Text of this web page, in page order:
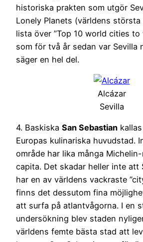
historiska prakten som utgör
Lonely Planets (världens största
lista över ”Top 10 world cities to
som för två år sedan var Sevilla
säger en hel del.
Alcázar
Sevilla
4. Baskiska San Sebastian
Europas kulinariska huvudstad.
område har lika många
capita. Det skadar heller inte att
har en av världens vackraste
finns det dessutom fina
att surfa på atlantvågorna. I en
undersökning blev staden
världens femte bästa stad att